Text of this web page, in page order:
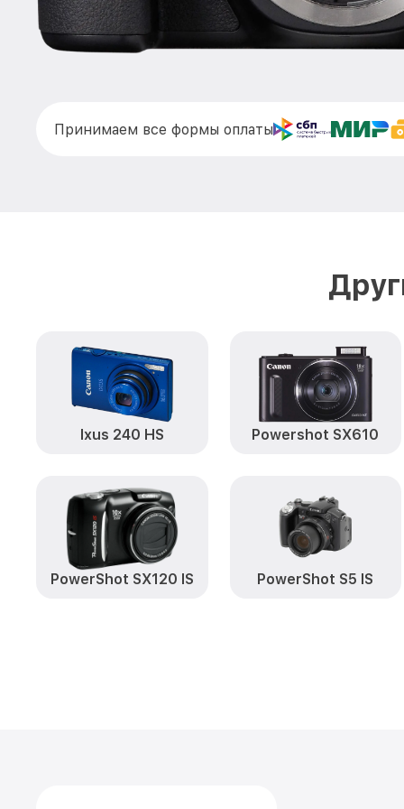
Принимаем все формы оплаты
Ixus 240 HS Powershot SX610
PowerShot SX120 IS PowerShot S5 IS